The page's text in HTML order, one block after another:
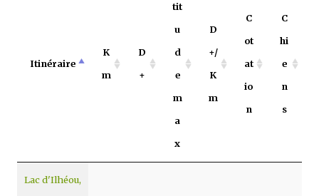
Itinéraire
K
m
D
+
tit
u
d
e
m
a
x
D
+/
K
m
C
ot
at
io
n
C
hi
e
n
s
Lac d'Ilhéou,